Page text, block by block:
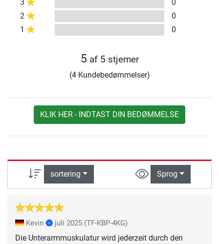
3
0
2
0
1
0
5 af 5 stjerner
(4 Kundebedømmelser)
KLIK HER - INDTAST DIN BEDØMMELSE
sortering Sprog
Kevin juli 2025 (TF-KBP-4KG)
Die Unterarmmuskulatur wird jederzeit durch den